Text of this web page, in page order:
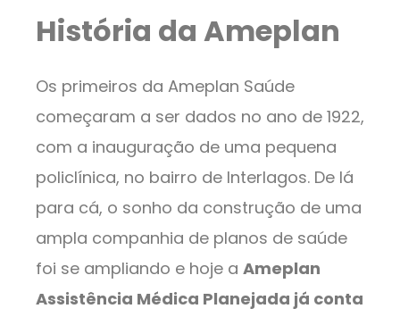
História da Ameplan
Os primeiros da Ameplan Saúde
começaram a ser dados no ano de 1922,
com a inauguração de uma pequena
policlínica, no bairro de Interlagos. De lá
para cá, o sonho da construção de uma
ampla companhia de planos de saúde
foi se ampliando e hoje a Ameplan
Assistência Médica Planejada já conta